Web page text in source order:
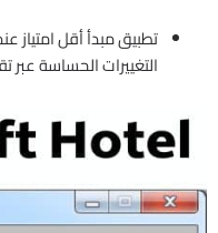
تطبيق مبدأ أقل امتياز
التغييرات الحساسة عبر